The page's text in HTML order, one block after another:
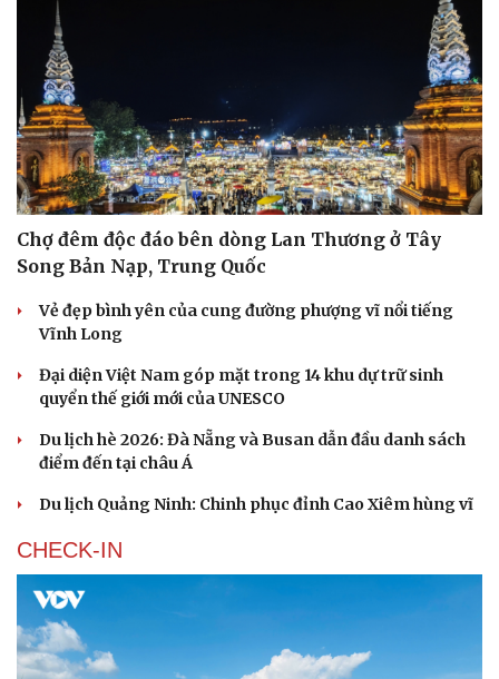
Chợ đêm độc đáo bên dòng Lan Thương ở Tây
Song Bản Nạp, Trung Quốc
Vẻ đẹp bình yên của cung đường phượng vĩ nổi tiếng
Vĩnh Long
Đại diện Việt Nam góp mặt trong 14 khu dự trữ sinh
quyển thế giới mới của UNESCO
Du lịch hè 2026: Đà Nẵng và Busan dẫn đầu danh sách
điểm đến tại châu Á
Du lịch Quảng Ninh: Chinh phục đỉnh Cao Xiêm hùng vĩ
CHECK-IN